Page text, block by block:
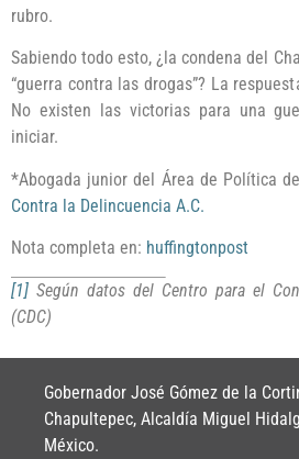
rubro.
Sabiendo todo esto, ¿la condena del
“guerra contra las drogas”? La
No existen las victorias para una
iniciar.
*Abogada junior del Área de Política
Contra la Delincuencia A.C.
Nota completa en: huffingtonpost
[1] Según datos del Centro para el
(CDC)
Gobernador José Gómez de la
Chapultepec, Alcaldía Miguel
México.